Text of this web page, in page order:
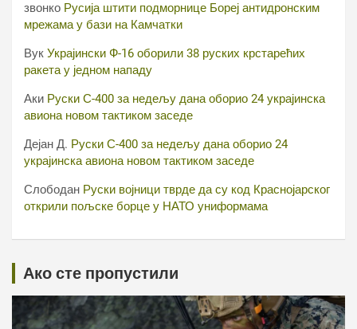
звонко Русија штити подморнице Бореј антидронским
мрежама у бази на Камчатки
Вук Украјински Ф-16 оборили 38 руских крстарећих
ракета у једном нападу
Аки Руски С-400 за недељу дана оборио 24 украјинска
авиона новом тактиком заседе
Дејан Д. Руски С-400 за недељу дана оборио 24
украјинска авиона новом тактиком заседе
Слободан Руски војници тврде да су код Краснојарског
открили пољске борце у НАТО униформама
Ако сте пропустили